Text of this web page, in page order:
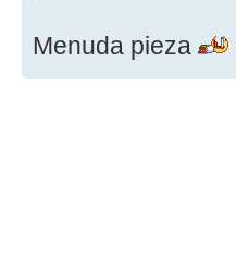
Menuda pieza